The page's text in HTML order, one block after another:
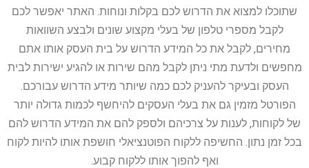
שתוכלו למצוא את הדרוש לכם בקלות ונוחות. האתר יאפשר לכם
לקבל מספרי טלפון של בעלי מקצוע שונים ולבצע השוואות
מחירים, לקבל את כל המידע הדרוש על בית העסק אותו אתם
מחפשים ולדעת מתי ניתן לקבל מהם שירות או להגיע ישירות לבית
העסק ובעיקר להעניק לכם כמה שיותר מידע הדרוש עבורכם.
הפורטל מזמין גם את בעלי העסקים להיחשף לכמות גדולה יותר
של לקוחות, לענות על צרכיהם ולספק להם את המידע הדרוש להם
בכל זמן נתון. החשיפה ללקוח הפוטנציאלי חושפת אותו להיות לקוח
ואף להפוך אותו ללקוח קבוע.